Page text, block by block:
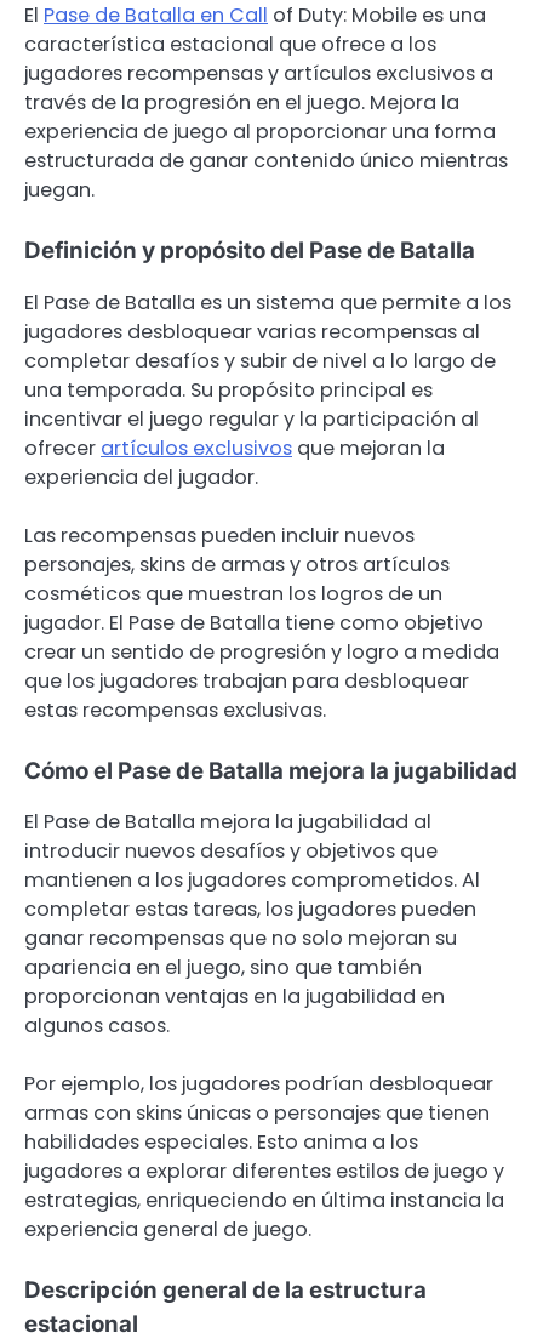
El Pase de Batalla en Call of Duty: Mobile es una
característica estacional que ofrece a los
jugadores recompensas y artículos exclusivos a
través de la progresión en el juego. Mejora la
experiencia de juego al proporcionar una forma
estructurada de ganar contenido único mientras
juegan.
Definición y propósito del Pase de Batalla
El Pase de Batalla es un sistema que permite a los
jugadores desbloquear varias recompensas al
completar desafíos y subir de nivel a lo largo de
una temporada. Su propósito principal es
incentivar el juego regular y la participación al
ofrecer artículos exclusivos que mejoran la
experiencia del jugador.
Las recompensas pueden incluir nuevos
personajes, skins de armas y otros artículos
cosméticos que muestran los logros de un
jugador. El Pase de Batalla tiene como objetivo
crear un sentido de progresión y logro a medida
que los jugadores trabajan para desbloquear
estas recompensas exclusivas.
Cómo el Pase de Batalla mejora la jugabilidad
El Pase de Batalla mejora la jugabilidad al
introducir nuevos desafíos y objetivos que
mantienen a los jugadores comprometidos. Al
completar estas tareas, los jugadores pueden
ganar recompensas que no solo mejoran su
apariencia en el juego, sino que también
proporcionan ventajas en la jugabilidad en
algunos casos.
Por ejemplo, los jugadores podrían desbloquear
armas con skins únicas o personajes que tienen
habilidades especiales. Esto anima a los
jugadores a explorar diferentes estilos de juego y
estrategias, enriqueciendo en última instancia la
experiencia general de juego.
Descripción general de la estructura
estacional